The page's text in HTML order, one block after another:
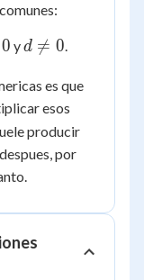
0 y d
0
d 
= 0.
es que
esos
producir
por